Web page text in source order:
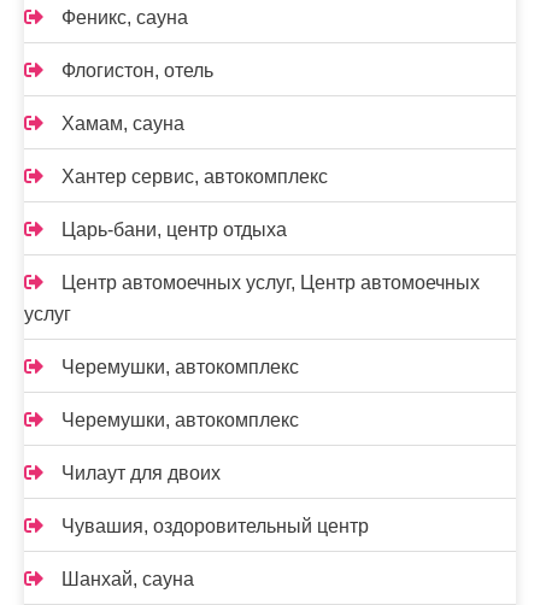
Феникс, сауна
Флогистон, отель
Хамам, сауна
Хантер сервис, автокомплекс
Царь-бани, центр отдыха
Центр автомоечных услуг, Центр автомоечных
услуг
Черемушки, автокомплекс
Черемушки, автокомплекс
Чилаут для двоих
Чувашия, оздоровительный центр
Шанхай, сауна